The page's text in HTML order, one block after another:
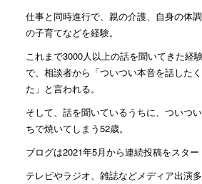
仕事と同時進行で、親の介護、自身の体
の子育てなどを経験。
これまで3000人以上の話を聞いてきた経
で、相談者から「ついつい本音を話した
た」と言われる。
そして、話を聞いているうちに、ついつ
ちで焼いてしまう52歳。
ブログは2021年5月から連続投稿をスター
テレビやラジオ、雑誌などメディア出演多